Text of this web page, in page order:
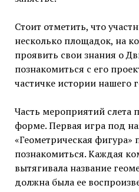
Стоит отметить, что
несколько площадок, на
проявить свои знания о
познакомиться с его
частичке истории нашего
Часть мероприятий слета
форме. Первая игра под
«Геометрическая фигура»
познакомиться. Каждая
вытягивала название
должна была ее